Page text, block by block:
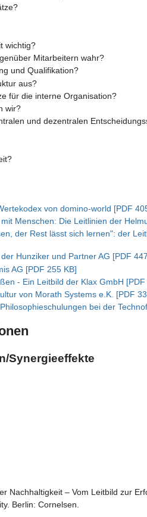
wichtig?
Mitarbeitern wahr?
und Qualifikation?
aus?
für die interne Organisation?
wir?
und dezentralen
von domino-world [PDF
Menschen: Die Leitlinien der
der Rest lässt sich lernen": der
Hunziker und Partner AG [PDF
AG [PDF 255 KB]
- Ein Leitbild der Klax GmbH [PDF
von Morath Systems e.K. [PDF
bei der
Synergieeffekte
Nachhaltigkeit – Vom Leitbild zur
Berlin: Cornelsen.